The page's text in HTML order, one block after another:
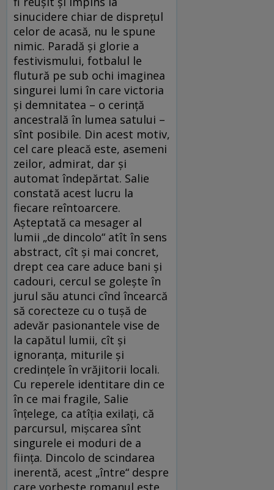
sinucidere chiar de dispreţul
celor de acasă, nu le spune
nimic. Paradă şi glorie a
festivismului, fotbalul le
flutură pe sub ochi imaginea
singurei lumi în care victoria
şi demnitatea – o cerinţă
ancestrală în lumea satului –
sînt posibile. Din acest motiv,
cel care pleacă este, asemeni
zeilor, admirat, dar şi
automat îndepărtat. Salie
constată acest lucru la
fiecare reîntoarcere.
Aşteptată ca mesager al
lumii „de dincolo“ atît în sens
abstract, cît şi mai concret,
drept cea care aduce bani şi
cadouri, cercul se goleşte în
jurul său atunci cînd încearcă
să corecteze cu o tuşă de
adevăr pasionantele vise de
la capătul lumii, cît şi
ignoranţa, miturile şi
credinţele în vrăjitorii locali.
Cu reperele identitare din ce
în ce mai fragile, Salie
înţelege, ca atîţia exilaţi, că
parcursul, mişcarea sînt
singurele ei moduri de a
fiinţa. Dincolo de scindarea
inerentă, acest „între“ despre